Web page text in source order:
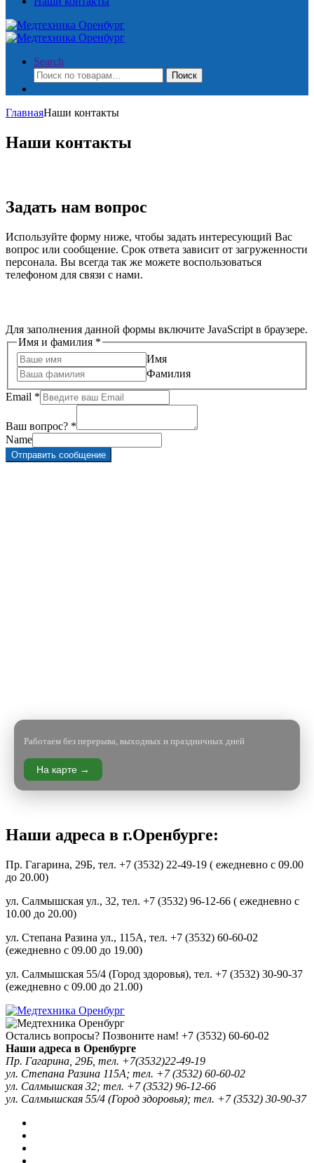
Search
Искать:
Поиск
ГлавнаяНаши контакты
Наши контакты
Задать нам вопрос
Используйте форму ниже, чтобы задать интересующий Вас
вопрос или сообщение. Срок ответа зависит от загруженности
персонала. Вы всегда так же можете воспользоваться
телефоном для связи с нами.
Для заполнения данной формы включите JavaScript в браузере.
Имя и фамилия *
Имя
Фамилия
Email *
Ваш вопрос? *
Name
Отправить сообщение
Работаем без перерыва, выходных и праздничных дней
На карте →
Наши адреса в г.Оренбурге:
Пр. Гагарина, 29Б, тел. +7 (3532) 22-49-19 ( ежедневно с 09.00
до 20.00)
ул. Салмышская ул., 32, тел. +7 (3532) 96-12-66 ( ежедневно с
10.00 до 20.00)
ул. Степана Разина ул., 115А, тел. +7 (3532) 60-60-02
(ежедневно с 09.00 до 19.00)
ул. Салмышская 55/4 (Город здоровья), тел. +7 (3532) 30-90-37
(ежедневно с 09.00 до 21.00)
Остались вопросы? Позвоните нам! +7 (3532) 60-60-02
Наши адреса в Оренбурге
Пр. Гагарина, 29Б, тел. +7(3532)22-49-19
ул. Степана Разина 115А; тел. +7 (3532) 60-60-02
ул. Салмышская 32; тел. +7 (3532) 96-12-66
ул. Салмышская 55/4 (Город здоровья); тел. +7 (3532) 30-90-37